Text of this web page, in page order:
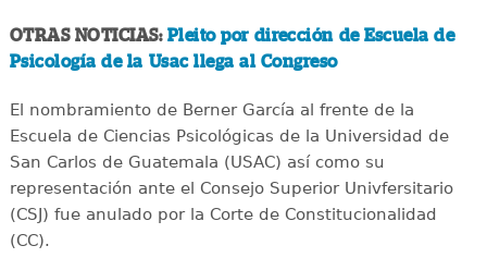
OTRAS NOTICIAS: Pleito por dirección de Escuela de
Psicología de la Usac llega al Congreso
El nombramiento de Berner García al frente de la
Escuela de Ciencias Psicológicas de la Universidad de
San Carlos de Guatemala (USAC) así como su
representación ante el Consejo Superior Univfersitario
(CSJ) fue anulado por la Corte de Constitucionalidad
(CC).